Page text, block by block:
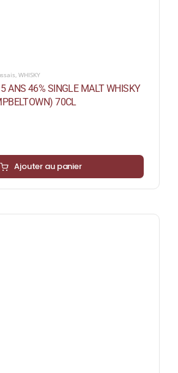
,WHISKY
ANS 46% SINGLE MALT WHISKY
70CL
Ajouter au panier